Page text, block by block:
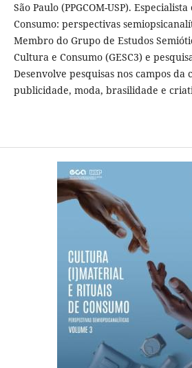
São Paulo (PPGCOM-USP).
Consumo: perspectivas
Membro do Grupo de Estudos
Cultura e Consumo (GESC3) e
Desenvolve pesquisas nos campos
publicidade, moda, brasilidade e